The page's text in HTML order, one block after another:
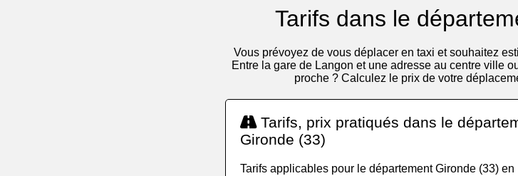
Tarifs dans le
Vous prévoyez de vous déplacer en taxi et souhaitez
Entre la gare de Langon et une adresse au centre ville
proche ? Calculez le prix de votre
Tarifs, prix pratiqués dans le
Gironde (33)
Tarifs applicables pour le département Gironde (33) en